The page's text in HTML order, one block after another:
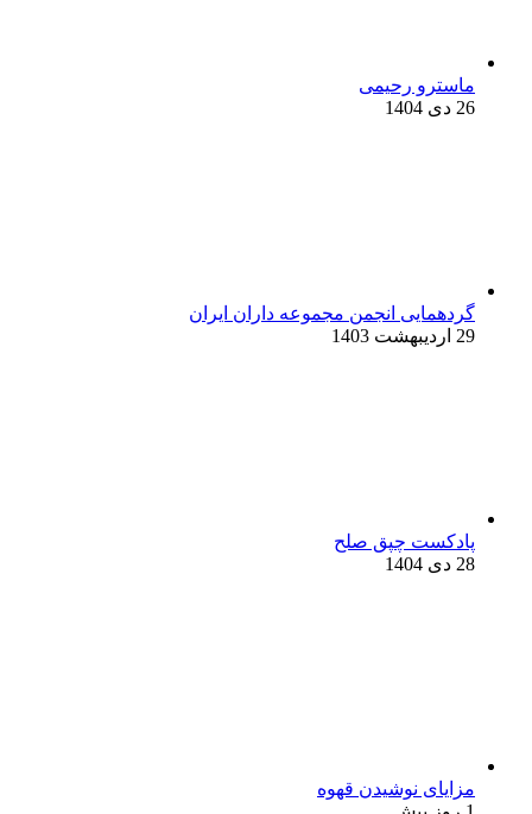
ماسترو رحیمی
26 دی 1404
گردهمایی انجمن مجموعه داران ایران
29 اردیبهشت 1403
پادکست چپق صلح
28 دی 1404
مزایای نوشیدن قهوه